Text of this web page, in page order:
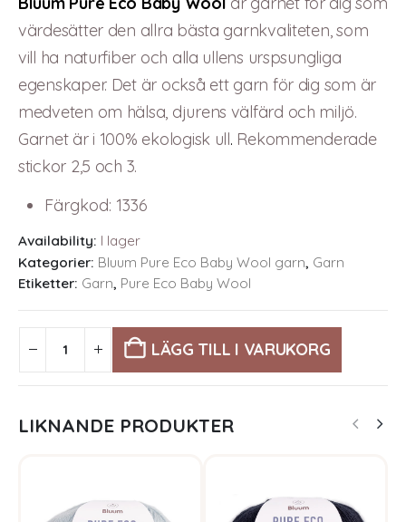
värdesätter den allra bästa garnkvaliteten, som
vill ha naturfiber och alla ullens urspsungliga
egenskaper. Det är också ett garn för dig som är
medveten om hälsa, djurens välfärd och miljö.
Garnet är i 100% ekologisk ull. Rekommenderade
stickor 2,5 och 3.
Färgkod: 1336
Availability: I lager
Kategorier: Bluum Pure Eco Baby Wool garn, Garn
Etiketter: Garn, Pure Eco Baby Wool
LÄGG TILL I VARUKORG
LIKNANDE PRODUKTER